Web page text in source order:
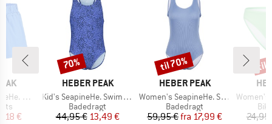
pris
€
MÆRKE
HEBER PEAK
Artikel
Kid's SeapineHe. Swimsuit
Produktgruppe
Badedragt
Pris
44,95 €Nedsat pris
13,49 €
Rabat
70%
MÆRKE
HEBER PEAK
Artikel
Women's SeapineHe. Swimsuit
Produktgruppe
Badedragt
Pris
59,95 € Nedsat pris
fra 17,99 €
Rabat
til 70%
Artikel
Women's
24,95
til